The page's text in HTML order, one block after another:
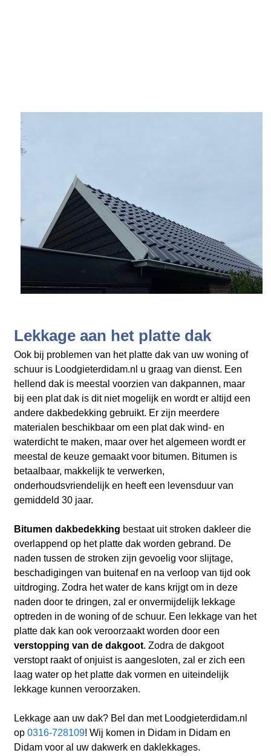
Lekkage aan het platte dak
Ook bij problemen van het platte dak van uw woning of
schuur is Loodgieterdidam.nl u graag van dienst. Een
hellend dak is meestal voorzien van dakpannen, maar
bij een plat dak is dit niet mogelijk en wordt er altijd een
andere dakbedekking gebruikt. Er zijn meerdere
materialen beschikbaar om een plat dak wind- en
waterdicht te maken, maar over het algemeen wordt er
meestal de keuze gemaakt voor bitumen. Bitumen is
betaalbaar, makkelijk te verwerken,
onderhoudsvriendelijk en heeft een levensduur van
gemiddeld 30 jaar.
Bitumen dakbedekking bestaat uit stroken dakleer die
overlappend op het platte dak worden gebrand. De
naden tussen de stroken zijn gevoelig voor slijtage,
beschadigingen van buitenaf en na verloop van tijd ook
uitdroging. Zodra het water de kans krijgt om in deze
naden door te dringen, zal er onvermijdelijk lekkage
optreden in de woning of de schuur. Een lekkage van het
platte dak kan ook veroorzaakt worden door een
verstopping van de dakgoot. Zodra de dakgoot
verstopt raakt of onjuist is aangesloten, zal er zich een
laag water op het platte dak vormen en uiteindelijk
lekkage kunnen veroorzaken.
Lekkage aan uw dak? Bel dan met Loodgieterdidam.nl
op 0316-728109! Wij komen in Didam in Didam en
Didam voor al uw dakwerk en daklekkages.